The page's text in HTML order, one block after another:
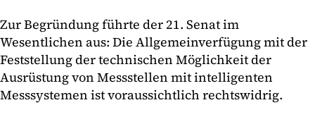
Zur Begründung führte der 21. Senat im
Wesentlichen aus: Die Allgemeinverfügung mit der
Feststellung der technischen Möglichkeit der
Ausrüstung von Messstellen mit intelligenten
Messsystemen ist voraussichtlich rechtswidrig.